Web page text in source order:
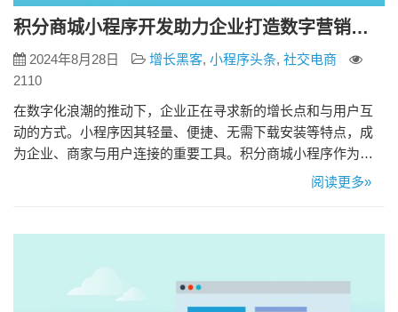
积分商城小程序开发助力企业打造数字营销新引擎
2024年8月28日 增长黑客, 小程序头条, 社交电商
2110
在数字化浪潮的推动下，企业正在寻求新的增长点和与用户互
动的方式。小程序因其轻量、便捷、无需下载安装等特点，成
为企业、商家与用户连接的重要工具。积分商城小程序作为一
种特殊的商业应用，可以通过积分激励机制有效提高用户粘性
便捷性和个性化成为企业连接用户、提升用户体验的重要工
阅读更多»